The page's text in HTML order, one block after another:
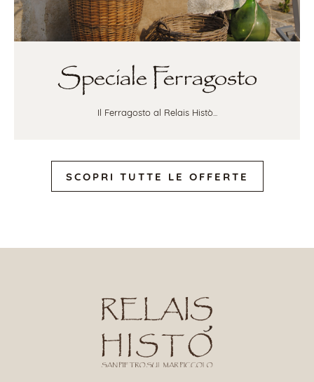
Speciale Ferragosto
Il Ferragosto al Relais Histò...
SCOPRI TUTTE LE OFFERTE